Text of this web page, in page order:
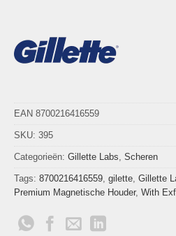
EAN 8700216416559
SKU: 395
Categorieën: Gillette Labs Scheren
Tags: 8700216416559 gilette Gillette
Premium Magnetische Houder, With